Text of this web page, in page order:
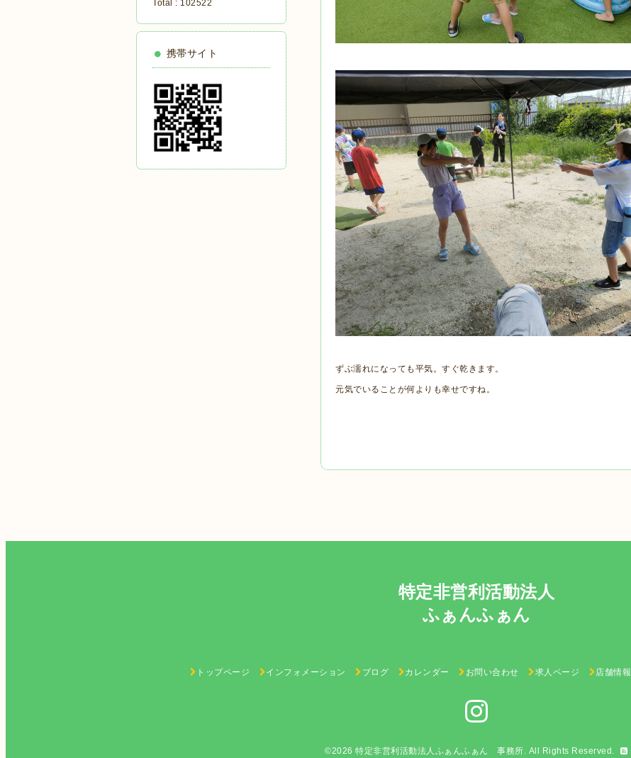
ずぶ濡れになっても平気。すぐ乾きます。
元気でいることが何よりも幸せですね。
Total : 102522
携帯サイト
特定非営利活動法人
ふぁんふぁん
トップページ インフォメーション ブログ カレンダー お問い合わせ 求人ページ 店舗情報
©2026特定非営利活動法人ふぁんふぁん 事務所 . All Rights Reserved.